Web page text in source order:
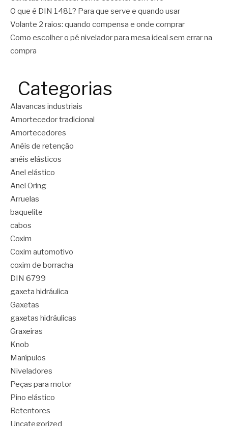
O que é DIN 1481? Para que serve e quando usar
Volante 2 raios: quando compensa e onde comprar
Como escolher o pé nivelador para mesa ideal sem errar na
compra
Categorias
Alavancas industriais
Amortecedor tradicional
Amortecedores
Anéis de retenção
anéis elásticos
Anel elástico
Anel Oring
Arruelas
baquelite
cabos
Coxim
Coxim automotivo
coxim de borracha
DIN 6799
gaxeta hidráulica
Gaxetas
gaxetas hidráulicas
Graxeiras
Knob
Manípulos
Niveladores
Peças para motor
Pino elástico
Retentores
Uncategorized